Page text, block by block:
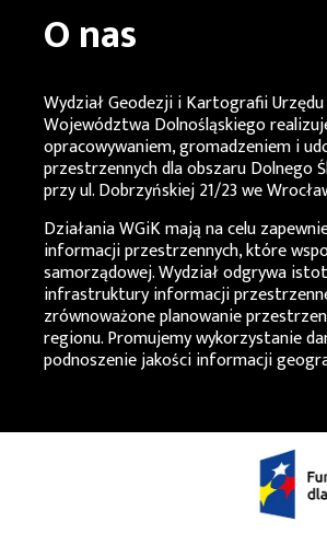
O nas
Wydział Geodezji i Kartografii
Województwa Dolnośląskiego
opracowywaniem, gromadzeniem i
przestrzennych dla obszaru Dolnego
przy ul. Dobrzyńskiej 21/23 we
DziałaniaWGiKmają na celu
informacji przestrzennych, które
samorządowej. Wydział odgrywa
infrastruktury informacji
zrównoważone planowanie
regionu. Promujemy wykorzystanie
podnoszenie jakości informacji